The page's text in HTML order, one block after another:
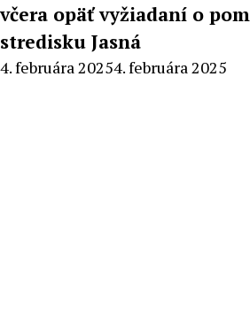
včera opäť vyžiadaní o
stredisku Jasná
By
4. februára 20254. februára 2025